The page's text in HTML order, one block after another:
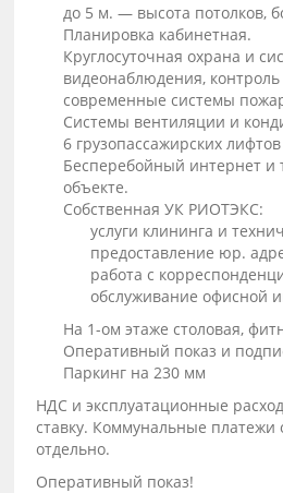
до 5 м. — высота потолков,
Планировка кабинетная.
Круглосуточная охрана и
видеонаблюдения, контроль
современные системы
Системы вентиляции и
6 грузопассажирских лифтов
Бесперебойный интернет и
объекте.
Собственная УК РИОТЭКС:
услуги клининга и
предоставление юр.
работа с
обслуживание офисной
На 1-ом этаже столовая,
Оперативный показ и
Паркинг на 230 мм
НДС и эксплуатационные
ставку. Коммунальные платежи
отдельно.
Оперативный показ!